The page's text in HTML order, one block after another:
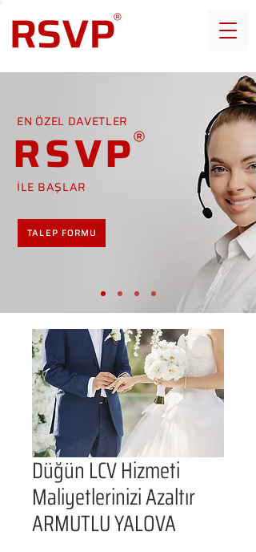
EN ÖZEL DAVETLER
RSVP
İLE BAŞLAR
TALEP FORMU
Düğün LCV Hizmeti
Maliyetlerinizi Azaltır
ARMUTLU YALOVA